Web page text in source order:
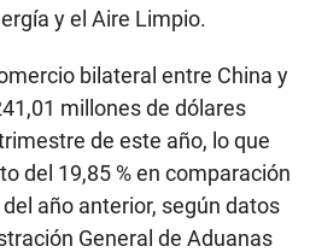
y el Aire Limpio.
bilateral entre China y
millones de dólares
de este año, lo que
del 19,85 % en comparación
año anterior, según datos
General de Aduanas